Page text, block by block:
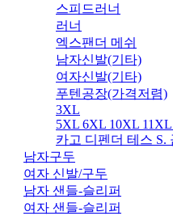
스피드러너
러너
엑스팬더 메쉬
남자신발(기타)
여자신발(기타)
푸텐공장(가격저렴)
3XL
5XL 6XL 10XL
카고 디펜더 테스 S.
남자구두
여자 신발/구두
남자 샌들-슬리퍼
여자 샌들-슬리퍼